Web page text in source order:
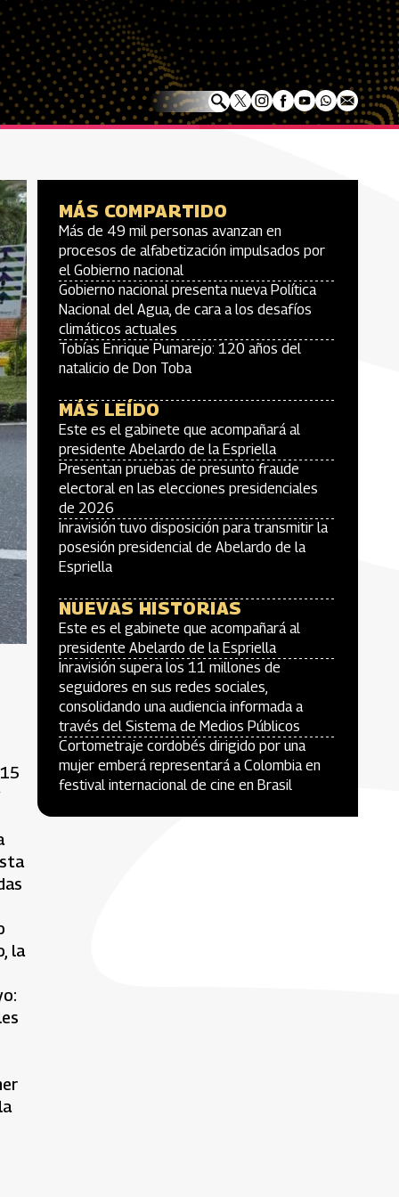
la
MÁS COMPARTIDO
Más de 49 mil personas avanzan en
procesos de alfabetización impulsados por
el Gobierno nacional
Gobierno nacional presenta nueva Política
Nacional del Agua, de cara a los desafíos
climáticos actuales
Tobías Enrique Pumarejo: 120 años del
natalicio de Don Toba
MÁS LEÍDO
Este es el gabinete que acompañará al
presidente Abelardo de la Espriella
Presentan pruebas de presunto fraude
electoral en las elecciones presidenciales
de 2026
Inravisión tuvo disposición para transmitir la
posesión presidencial de Abelardo de la
Espriella
NUEVAS HISTORIAS
Este es el gabinete que acompañará al
presidente Abelardo de la Espriella
Inravisión supera los 11 millones de
seguidores en sus redes sociales,
consolidando una audiencia informada a
través del Sistema de Medios Públicos
Cortometraje cordobés dirigido por una
mujer emberá representará a Colombia en
festival internacional de cine en Brasil